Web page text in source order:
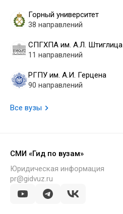
Горный университет
38 направлений
СПГХПА им. А.Л. Штиглица
11 направлений
РГПУ им. А.И. Герцена
90 направлений
Все вузы
СМИ «Гид по вузам»
Юридическая информация
pr@gidvuz.ru